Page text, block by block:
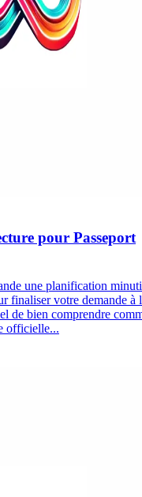
pour Passeport
une planification
finaliser votre demande à
de bien comprendre
officielle...